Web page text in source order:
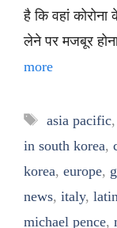
है कि वहां
लेने पर मजबूर
more
Tags
asia pacific,
in south korea,
korea, europe,
news, italy,
michael pence,